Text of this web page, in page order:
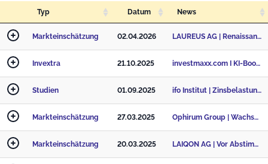
Typ Datum News
Markteinschätzung 02.04.2026 LAUREUS AG | Renaissance der Resilienz – was jetzt für Qualitätsaktien spricht
Invextra 21.10.2025 investmaxx.com I KI-Boom und Schrumpfungsprozess in einigen US-Wirtschaftssektoren
Studien 01.09.2025 ifo Institut | Zinsbelastung Öffentliche Haushalte
Markteinschätzung 27.03.2025 Ophirum Group | Wachsende Staatsschulden lassen Goldanleger kalt
Markteinschätzung 20.03.2025 LAIQON AG | Vor Abstimmung im Bundesrat